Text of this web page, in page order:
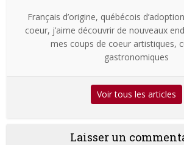
Français d’origine, québécois
coeur, j’aime découvrir de nouveaux
mes coups de coeur artistiques,
gastronomiques
Voir tous les articles
Laisser un